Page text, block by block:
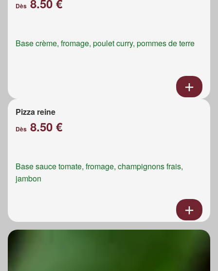
Dès 8.50 €
Base crème, fromage, poulet curry, pommes de terre
Pizza reine
Dès 8.50 €
Base sauce tomate, fromage, champignons frais,
jambon